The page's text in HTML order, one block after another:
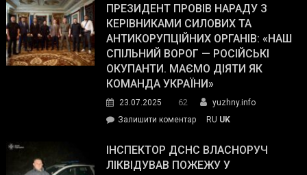
Street
Journal.
Південному
працівникам
ОПЗ
з
матеріального
резерву
гуманітарну
допомогу
ПРЕЗИДЕНТ ПРОВІВ НАРАДУ З
КЕРІВНИКАМИ СИЛОВИХ ТА
АНТИКОРУПЦІЙНИХ ОРГАНІВ: «НАШ
СПІЛЬНИЙ ВОРОГ — РОСІЙСЬКІ
ОКУПАНТИ. МАЄМО ДІЯТИ ЯК
КОМАНДА УКРАЇНИ»
23.07.2025 62
yuzhny.info
Залишити коментарon
провів
нараду
RU UK
ІНСПЕКТОР ДСНС ВЛАСНОРУЧ
ЛІКВІДУВАВ ПОЖЕЖУ У